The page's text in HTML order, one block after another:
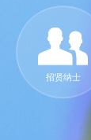
招贤纳士